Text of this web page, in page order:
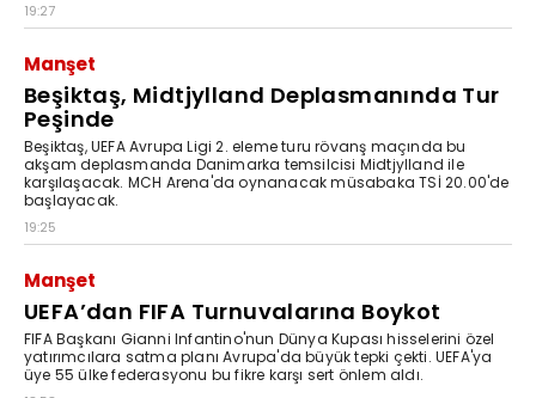
19:27
Manşet
Beşiktaş, Midtjylland Deplasmanında Tur
Peşinde
Beşiktaş, UEFA Avrupa Ligi 2. eleme turu rövanş maçında bu
akşam deplasmanda Danimarka temsilcisi Midtjylland ile
karşılaşacak. MCH Arena'da oynanacak müsabaka TSİ 20.00'de
başlayacak.
19:25
Manşet
UEFA’dan FIFA Turnuvalarına Boykot
FIFA Başkanı Gianni Infantino'nun Dünya Kupası hisselerini özel
yatırımcılara satma planı Avrupa'da büyük tepki çekti. UEFA'ya
üye 55 ülke federasyonu bu fikre karşı sert önlem aldı.